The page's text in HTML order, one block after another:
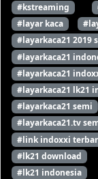
#kstreaming
#layar kaca
#layarkaca21 2019
#layarkaca21
#layarkaca21
#layarkaca21 lk21
#layarkaca21 semi
#layarkaca21.tv
#link indoxxi
#lk21 download
#lk21 indonesia